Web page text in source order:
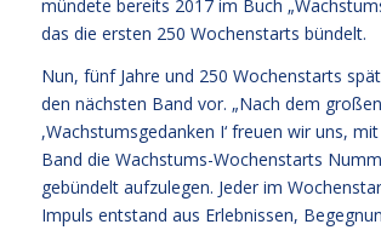
mündete bereits 2017 im Buch
das die ersten 250 Wochenstarts bündelt.
Nun, fünf Jahre und 250 Wochenstarts
den nächsten Band vor. „Nach dem
,Wachstumsgedanken I‘ freuen wir uns,
Band die Wachstums-Wochenstarts
gebündelt aufzulegen. Jeder im
Impuls entstand aus Erlebnissen,